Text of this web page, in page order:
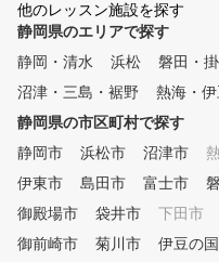
らにプロのワンポイントア
イスも月会費内で受け放題
ータ×プロレッスンで効率的
過去最高のスコアや飛距離
プを目指せます！ インドア
ルフパークトレゴルでワン
ク上のライフスタイルを手
・地域最大級10打席完備で
なく楽しめる 「練習した
ど空いていない・・」そん
悩みを最大限解消するノン
他のレッスン施設を探す
静岡県のエリアで探す
静岡・清水
浜松 磐田・
沼津・三島・裾野
熱海・伊
静岡県の市区町村で探す
静岡市
浜松市 沼津市
伊東市
島田市 富士市
御殿場市
袋井市 下田市
御前崎市
菊川市 伊豆の